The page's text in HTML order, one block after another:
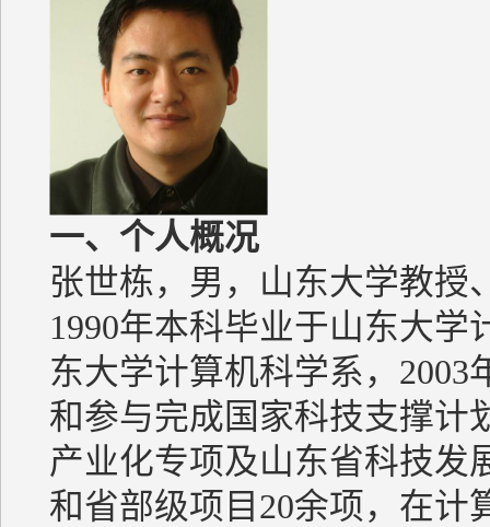
一、个人概况
张世栋，男，山东大学教授
1990年本科毕业于山东大学
东大学计算机科学系，
和参与完成国家科技支撑计
产业化专项及山东省科技发
和省部级项目20余项，在计